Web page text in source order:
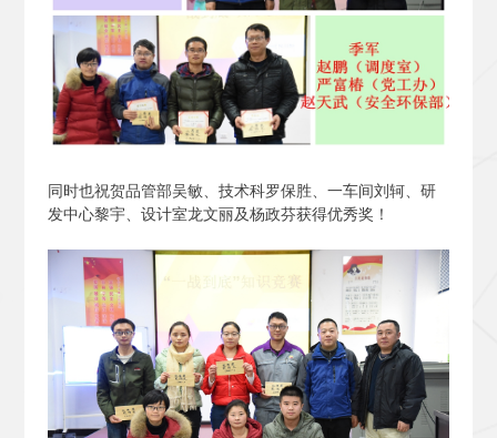
同时也祝贺品管部吴敏、技术科罗保胜、一车间刘轲、研
发中心黎宇、设计室龙文丽及杨政芬获得优秀奖！